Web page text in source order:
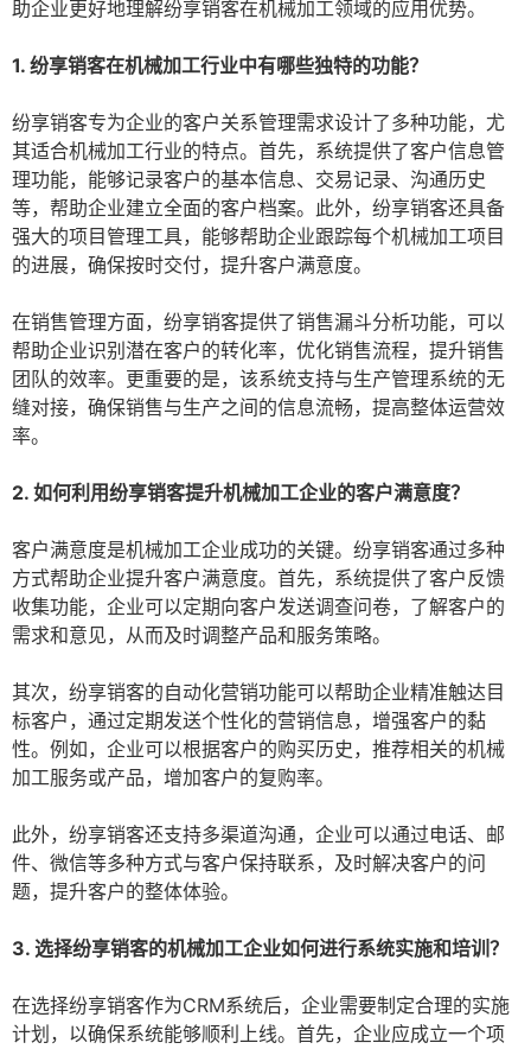
助企业更好地理解纷享销客在机械加工领域的应用优势。
1. 纷享销客在机械加工行业中有哪些独特的功能？
纷享销客专为企业的客户关系管理需求设计了多种功能，尤
其适合机械加工行业的特点。首先，系统提供了客户信息管
理功能，能够记录客户的基本信息、交易记录、沟通历史
等，帮助企业建立全面的客户档案。此外，纷享销客还具备
强大的项目管理工具，能够帮助企业跟踪每个机械加工项目
的进展，确保按时交付，提升客户满意度。
在销售管理方面，纷享销客提供了销售漏斗分析功能，可以
帮助企业识别潜在客户的转化率，优化销售流程，提升销售
团队的效率。更重要的是，该系统支持与生产管理系统的无
缝对接，确保销售与生产之间的信息流畅，提高整体运营效
率。
2. 如何利用纷享销客提升机械加工企业的客户满意度？
客户满意度是机械加工企业成功的关键。纷享销客通过多种
方式帮助企业提升客户满意度。首先，系统提供了客户反馈
收集功能，企业可以定期向客户发送调查问卷，了解客户的
需求和意见，从而及时调整产品和服务策略。
其次，纷享销客的自动化营销功能可以帮助企业精准触达目
标客户，通过定期发送个性化的营销信息，增强客户的黏
性。例如，企业可以根据客户的购买历史，推荐相关的机械
加工服务或产品，增加客户的复购率。
此外，纷享销客还支持多渠道沟通，企业可以通过电话、邮
件、微信等多种方式与客户保持联系，及时解决客户的问
题，提升客户的整体体验。
3. 选择纷享销客的机械加工企业如何进行系统实施和培训？
在选择纷享销客作为CRM系统后，企业需要制定合理的实施
计划，以确保系统能够顺利上线。首先，企业应成立一个项